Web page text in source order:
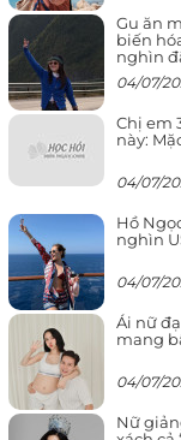
Gu ăn
biến
nghìn
04/07/
Chị em
này:
04/07/
Hồ
nghìn
04/07/
Ái nữ
mang
04/07/
Nữ